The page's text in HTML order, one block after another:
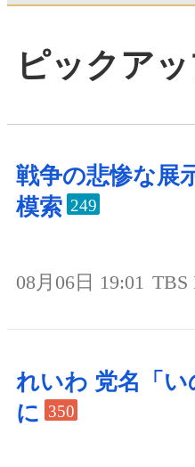
ピックア
戦争の悲惨な展
模索 249
08月06日 19:01 TBS
れいわ 党名「い
に 350